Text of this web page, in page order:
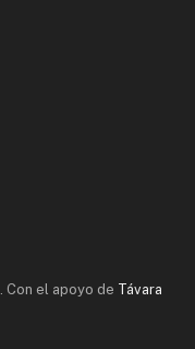
. Con el apoyo de Távara